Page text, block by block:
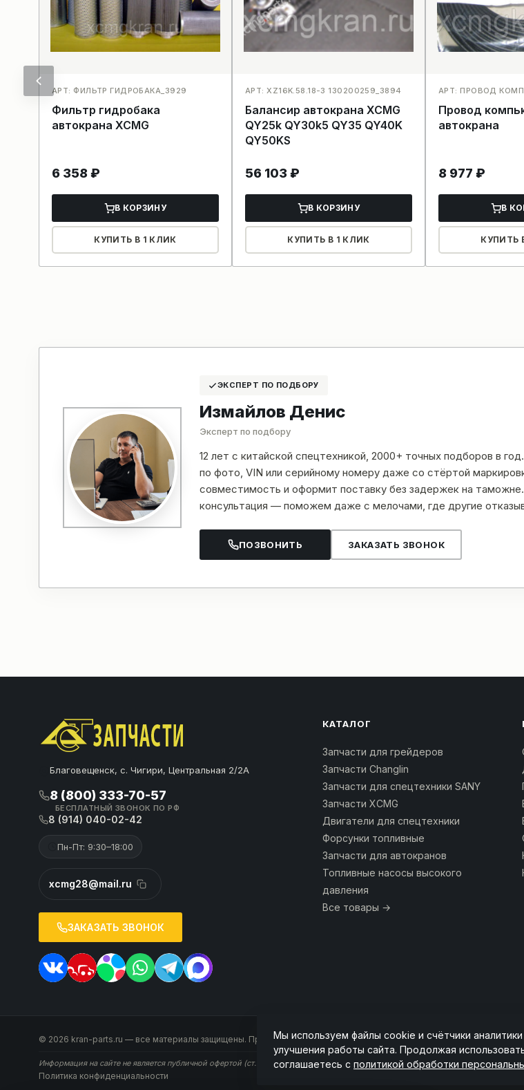
АРТ: ФИЛЬТР ГИДРОБАКА_3929
Фильтр гидробака
автокрана XCMG
6 358 ₽
В КОРЗИНУ
КУПИТЬ В 1 КЛИК
АРТ: XZ16K.58.18-3 130200259_3894
Балансир автокрана XCMG
QY25k QY30k5 QY35 QY40K
QY50KS
56 103 ₽
В КОРЗИНУ
КУПИТЬ В 1 КЛИК
АРТ: ПРОВОД
Провод
автокрана
8 977 ₽
В
КУПИТЬ
ЭКСПЕРТ ПО ПОДБОРУ
Измайлов Денис
Эксперт по подбору
12 лет с китайской спецтехникой, 2000+ точных подборов в
по фото, VIN или серийному номеру даже со стёртой
совместимость и оформит поставку без задержек на
консультация — поможем даже с мелочами, где другие
ПОЗВОНИТЬ ЗАКАЗАТЬ ЗВОНОК
Благовещенск, с. Чигири, Центральная 2/2А
8 (800) 333-70-57
БЕСПЛАТНЫЙ ЗВОНОК ПО РФ
8 (914) 040-02-42
Пн-Пт: 9:30–18:00
xcmg28@mail.ru
ЗАКАЗАТЬ ЗВОНОК
КАТАЛОГ
Запчасти для грейдеров
Запчасти Changlin
Запчасти для спецтехники SANY
Запчасти XCMG
Двигатели для спецтехники
Форсунки топливные
Запчасти для автокранов
Топливные насосы высокого
давления
Все товары →
© 2026 kran-parts.ru — все материалы защищены. При копировании ссылка на источник обязательна.
Информация на сайте не является публичной офертой (ст. 437 ГК РФ). Точную стоимость и наличие уточняйте у менеджера.
Политика конфиденциальности
Мы используем файлы cookie и счётчики
улучшения работы сайта. Продолжая
соглашаетесь с политикой обработки